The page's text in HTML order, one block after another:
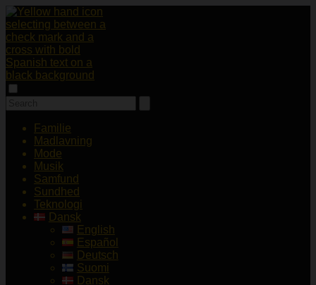
Familie
Madlavning
Mode
Musik
Samfund
Sundhed
Teknologi
Dansk
English
Español
Deutsch
Suomi
Dansk